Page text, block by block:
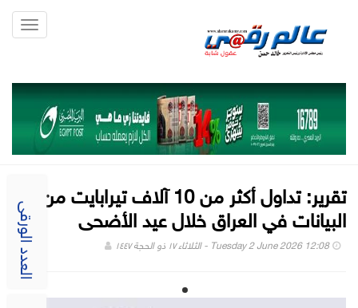
العدد الورقى
تقرير: تداول أكثر من 10 آلاف تيرابايت من
البيانات في العراق خلال عيد الأضحى
Tuesday 2 June 2026 12:08 - الثلاثاء ١٧ ذو الحجة ١٤٤٧